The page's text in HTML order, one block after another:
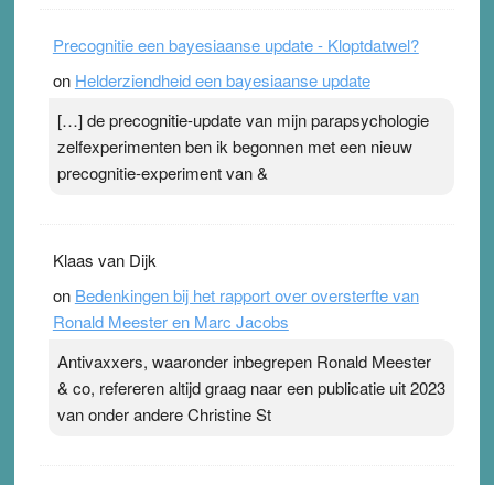
Precognitie een bayesiaanse update - Kloptdatwel?
on Helderziendheid een bayesiaanse update
[…] de precognitie-update van mijn parapsychologie
zelfexperimenten ben ik begonnen met een nieuw
precognitie-experiment van &
Klaas van Dijk
on Bedenkingen bij het rapport over oversterfte van
Ronald Meester en Marc Jacobs
Antivaxxers, waaronder inbegrepen Ronald Meester
& co, refereren altijd graag naar een publicatie uit 2023
van onder andere Christine St